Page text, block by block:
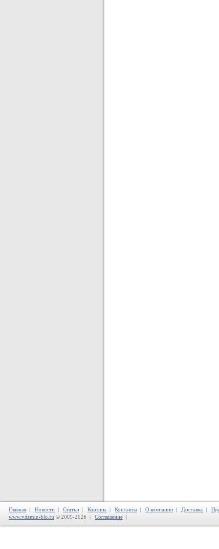
Главная | Новости | Статьи | Корзина | Контакты | О компании | Доставка |
www.vitamin-bio.ru © 2009-2026 | Соглашение |